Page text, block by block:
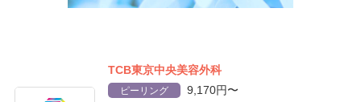
TCB東京中央美容外科
ピーリング 9,170円〜